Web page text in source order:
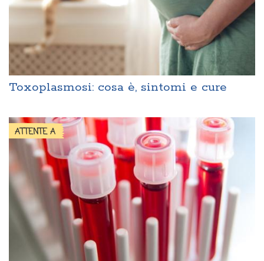
Toxoplasmosi: cosa è, sintomi e cure
ATTENTE A